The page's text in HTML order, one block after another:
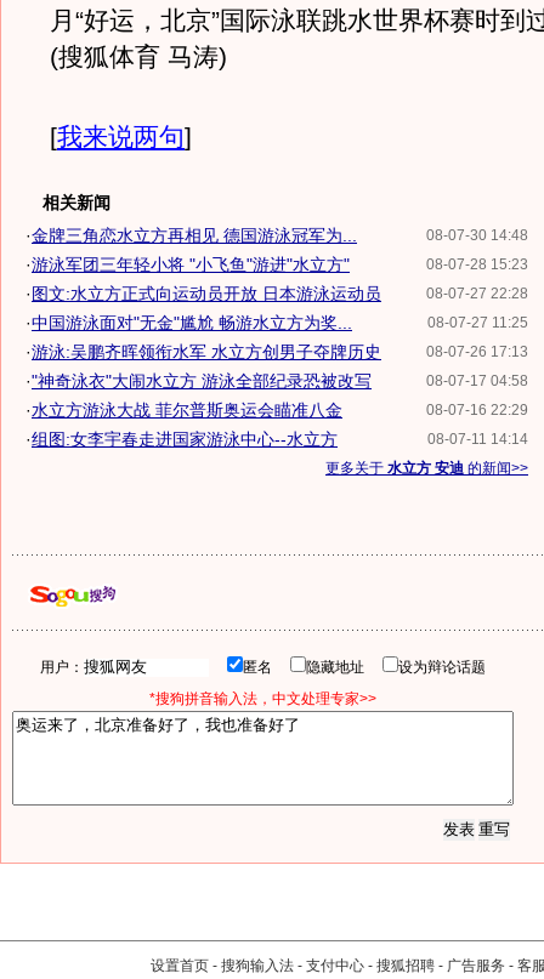
月“好运，北京”国际泳联跳水世界杯赛时到
(搜狐体育 马涛)
[我来说两句]
相关新闻
08-07-30 14:48
·金牌三角恋水立方再相见 德国游泳冠军为...
08-07-28 15:23
·游泳军团三年轻小将 "小飞鱼"游进"水立方"
08-07-27 22:28
·图文:水立方正式向运动员开放 日本游泳运动员
08-07-27 11:25
·中国游泳面对"无金"尴尬 畅游水立方为奖...
08-07-26 17:13
·游泳:吴鹏齐晖领衔水军 水立方创男子夺牌历史
08-07-17 04:58
·"神奇泳衣"大闹水立方 游泳全部纪录恐被改写
08-07-16 22:29
·水立方游泳大战 菲尔普斯奥运会瞄准八金
08-07-11 14:14
·组图:女李宇春走进国家游泳中心--水立方
更多关于 水立方 安迪 的新闻>>
用户： 匿名 隐藏地址
设为辩论话题
*搜狗拼音输入法，中文处理专家>>
设置首页 - 搜狗输入法 - 支付中心 - 搜狐招聘 - 广告服务 - 客